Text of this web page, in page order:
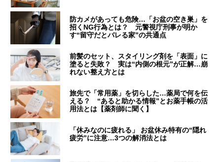
防カメがあっても危険…「お盆の空き巣」を
招くNG行為とは？ 元警視庁刑事が明か
す“留守だとバレる家”の共通点
前髪のセット、スタイリング剤を「表面」に
塗ると失敗？ 実は“内側の根元”が正解…崩
れない整え方とは
旅先で「常用薬」を切らした…薬局で何を伝
える？ “あると助かる情報”とお薬手帳の活
用法とは【薬剤師に聞く】
「休みなのに疲れる」 お盆休み特有の“隠れ
疲労”に注意…3つの解消法とは